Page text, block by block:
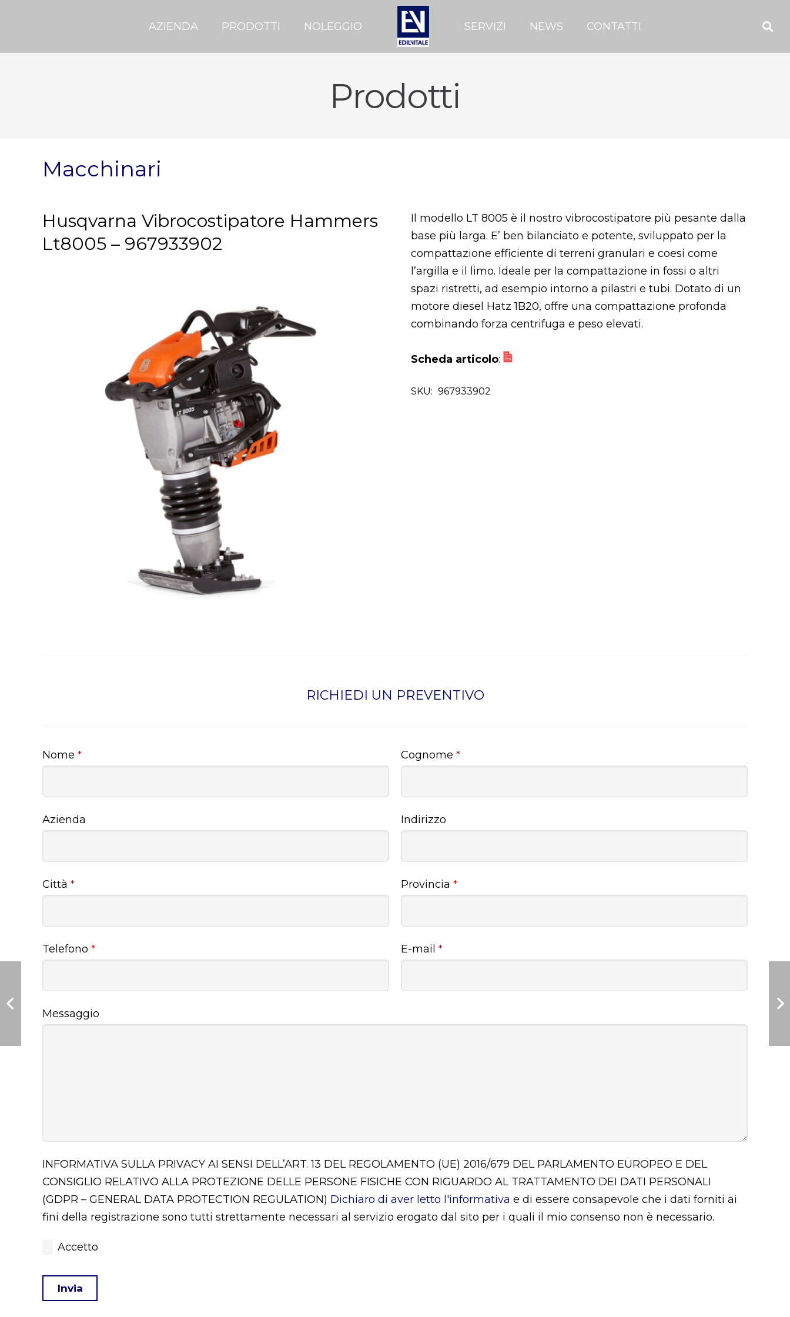
AZIENDA PRODOTTI NOLEGGIO SERVIZI NEWS CONTATTI
Prodotti
Macchinari
Husqvarna Vibrocostipatore Hammers
Lt8005 – 967933902
Il modello LT 8005 è il nostro vibrocostipatore più pesante dalla
base più larga. E’ ben bilanciato e potente, sviluppato per la
compattazione efficiente di terreni granulari e coesi come
l’argilla e il limo. Ideale per la compattazione in fossi o altri
spazi ristretti, ad esempio intorno a pilastri e tubi. Dotato di un
motore diesel Hatz 1B20, offre una compattazione profonda
combinando forza centrifuga e peso elevati.
Scheda articolo:
SKU: 967933902
RICHIEDI UN PREVENTIVO
Nome *
Azienda
Città *
Telefono *
Cognome *
Indirizzo
Provincia *
E-mail *
Messaggio
INFORMATIVA SULLA PRIVACY AI SENSI DELL’ART. 13 DEL REGOLAMENTO (UE) 2016/679 DEL PARLAMENTO EUROPEO E DEL
CONSIGLIO RELATIVO ALLA PROTEZIONE DELLE PERSONE FISICHE CON RIGUARDO AL TRATTAMENTO DEI DATI PERSONALI
(GDPR – GENERAL DATA PROTECTION REGULATION) Dichiaro di aver letto l'informativa e di essere consapevole che i dati forniti ai
fini della registrazione sono tutti strettamente necessari al servizio erogato dal sito per i quali il mio consenso non è necessario.
Accetto
Invia